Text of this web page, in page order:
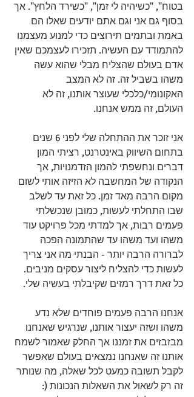
בטוח", "כשיהיה לי זמן", "כשירד הלחץ". אך
בסוף גם אני וגם אתם יודעים שאלו הם
באמת ובתמים תירוצים כדי למנוע מעצמנו
להתמודד עם העשיה. תזכירו לעצמכם שאין
אדם בעולם שהצליח מבלי שהוא עשה
משהו בשביל זה. זה לא המצב
האקונומי/כלכלי שעוצר אותנו, זה לא
העולם, זה ממש אנחנו.
אני זוכר את ההתחלה שלי לפני 6 שנים
בתחום השיווק באינטרנט, רציתי המון
דברים ונחשפתי להמון הזדמנויות, אך
הנקודה של המחשבה לא הזיזה אותי לשום
מקום הרבה מאד זמן. כל זאת עד לשלב
שבו התחלתי לעשות, כמובן שנכשלתי
פעמים רבות, אך למדתי מכל פרויקט עוד
משהו ועד משהו עד שהתמונה הפכה
לברורה הרבה יותר - הבנתי מה אני צריך
לעשות כדי להצליח ליצור עסקים מניבים.
כל זאת דרך רמזים שקיבלתי בעשיה שלי.
אנחנו הרבה פעמים פוחדים שלא נדע
משהו ושזה יעצור אותנו, שנרגיש שאנחנו
מבזבזים את זמננו אך החלק שאמור לשמח
אותנו זה שאנחנו נמצאים בעולם שאפשר
לקבל תשובה כמעט לכל שאלה, מה שנותר
זה רק לשאול את השאלות הנכונות (: